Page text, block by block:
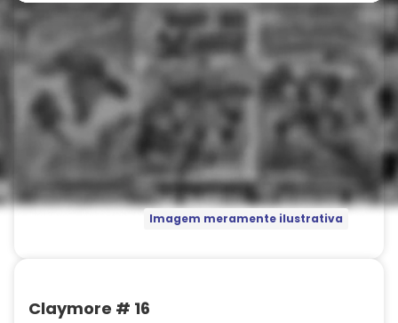
Imagem meramente ilustrativa
Claymore # 16